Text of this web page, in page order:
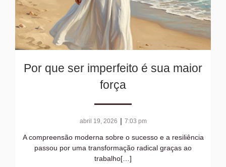
Por que ser imperfeito é sua maior
força
abril 19, 2026 | 7:03 pm
A compreensão moderna sobre o sucesso e a resiliência
passou por uma transformação radical graças ao
trabalho[…]